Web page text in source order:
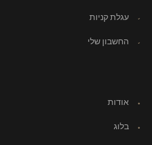
עגלת קניות
החשבון שלי
אודות
בלוג